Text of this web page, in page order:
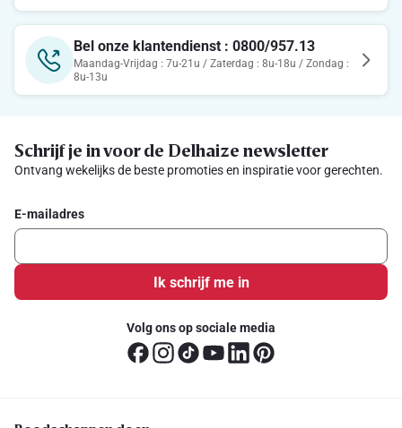
Bel onze klantendienst : 0800/957.13
Maandag-Vrijdag : 7u-21u / Zaterdag : 8u-18u / Zondag :
8u-13u
Schrijf je in voor de Delhaize newsletter
Ontvang wekelijks de beste promoties en inspiratie voor gerechten.
E-mailadres
Ik schrijf me in
Volg ons op sociale media